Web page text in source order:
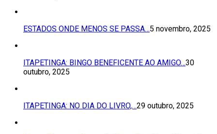
ESTADOS ONDE MENOS SE PASSA…5 novembro, 2025
ITAPETINGA: BINGO BENEFICENTE AO AMIGO…30
outubro, 2025
ITAPETINGA: NO DIA DO LIVRO,…29 outubro, 2025